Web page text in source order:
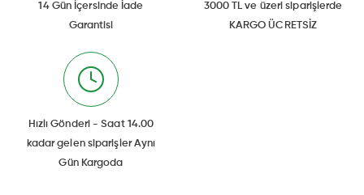
14 Gün İçersinde İade
Garantisi
3000 TL ve üzeri siparişlerde
KARGO ÜCRETSİZ
Hızlı Gönderi - Saat 14.00
kadar gelen siparişler Aynı
Gün Kargoda